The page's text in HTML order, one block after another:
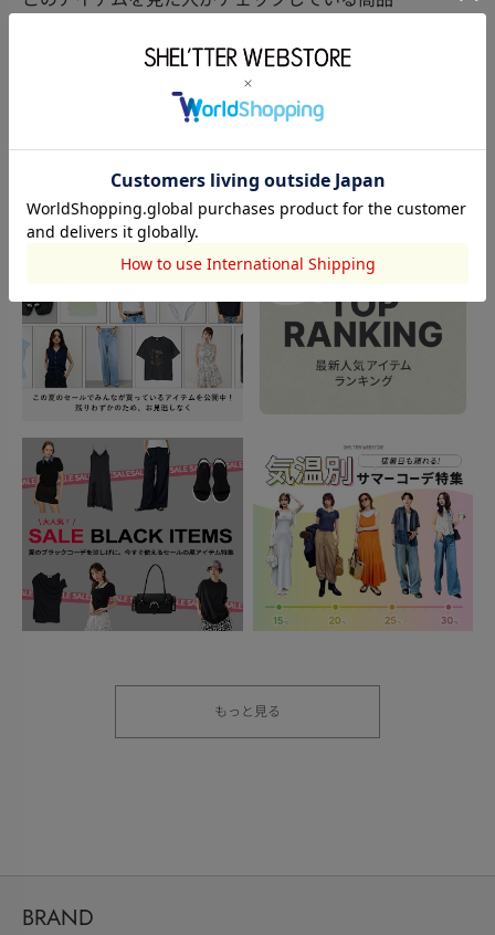
閲覧中カテゴリーのランキング
TOPICS
もっと見る
BRAND